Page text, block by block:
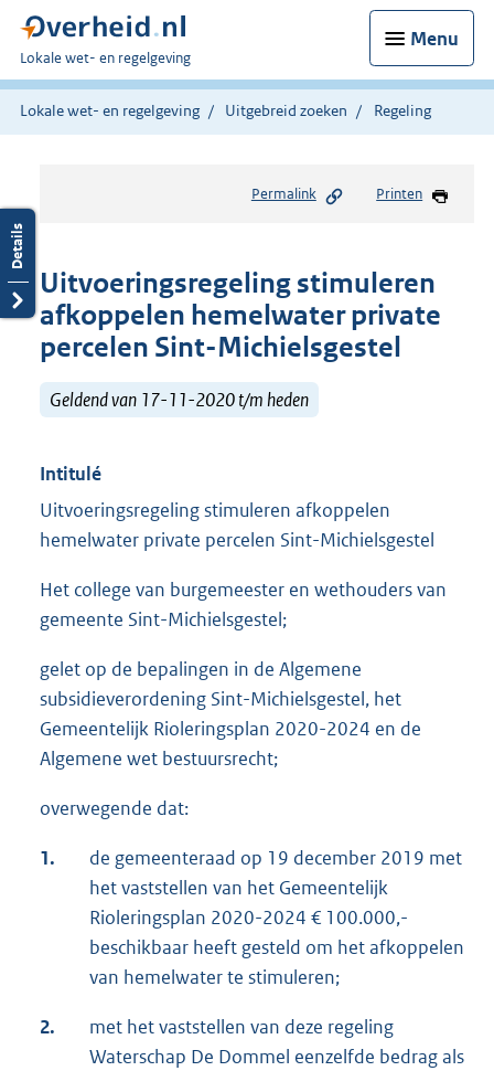
Menu
U
bent
hier:
Lokale wet- en regelgeving
Lokale wet- en regelgeving Uitgebreid zoeken Regeling
Permalink Printen
Uitvoeringsregeling stimuleren
afkoppelen hemelwater private
percelen Sint-Michielsgestel
Geldend van 17-11-2020 t/m heden
Intitulé
Uitvoeringsregeling stimuleren afkoppelen
hemelwater private percelen Sint-Michielsgestel
Het college van burgemeester en wethouders van
gemeente Sint-Michielsgestel;
gelet op de bepalingen in de Algemene
subsidieverordening Sint-Michielsgestel, het
Gemeentelijk Rioleringsplan 2020-2024 en de
Algemene wet bestuursrecht;
overwegende dat:
1.
de gemeenteraad op 19 december 2019 met
het vaststellen van het Gemeentelijk
Rioleringsplan 2020-2024 € 100.000,-
beschikbaar heeft gesteld om het afkoppelen
van hemelwater te stimuleren;
2.
met het vaststellen van deze regeling
Waterschap De Dommel eenzelfde bedrag als